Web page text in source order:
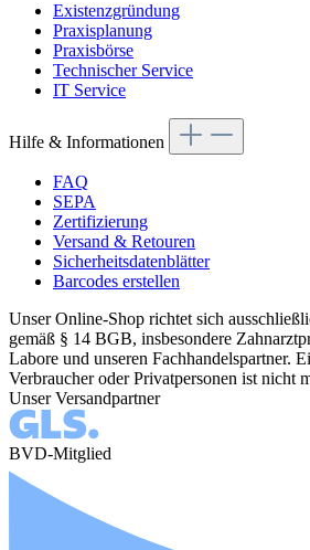
Existenzgründung
Praxisplanung
Praxisbörse
Technischer Service
IT Service
Hilfe & Informationen
FAQ
SEPA
Zertifizierung
Versand & Retouren
Sicherheitsdatenblätter
Barcodes erstellen
Unser Online-Shop richtet sich
gemäß § 14 BGB, insbesondere
Labore und unseren Fachhandelspartner.
Verbraucher oder Privatpersonen ist nicht
Unser Versandpartner
BVD-Mitglied